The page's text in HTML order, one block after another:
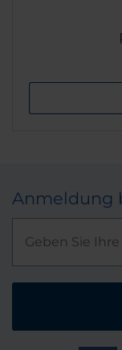
Anmeldung